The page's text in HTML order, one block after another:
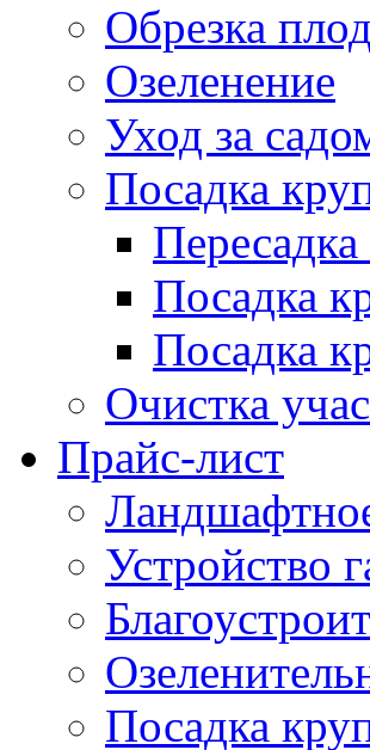
Обрезка
Озеленение
Уход за
Посадка
Посадка
Посадка
Очистка
Прайс-лист
Устройство
Посадка